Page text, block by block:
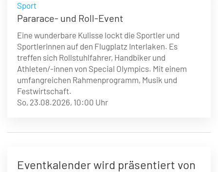
Sport
Pararace- und Roll-Event
Eine wunderbare Kulisse lockt die Sportler und
Sportlerinnen auf den Flugplatz Interlaken. Es
treffen sich Rollstuhlfahrer, Handbiker und
Athleten/-innen von Special Olympics. Mit einem
umfangreichen Rahmenprogramm, Musik und
Festwirtschaft.
So, 23.08.2026, 10:00 Uhr
Eventkalender wird präsentiert von